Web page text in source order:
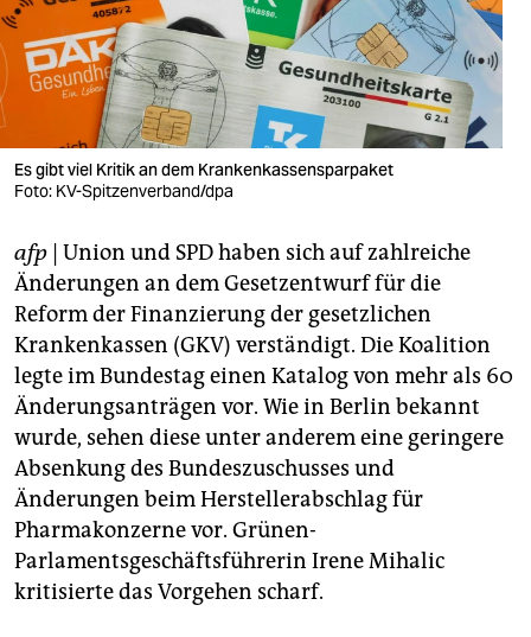
verlag
veranstaltungen
fragen & hilfe
abo
genossenschaft
epaper login
Es gibt viel Kritik an dem Krankenkassensparpaket
Foto: KV-Spitzenverband/dpa
afp | Union und SPD haben sich auf zahlreiche
Änderungen an dem Gesetzentwurf für die
Reform der Finanzierung der gesetzlichen
Krankenkassen (GKV) verständigt. Die Koalition
legte im Bundestag einen Katalog von mehr als 60
Änderungsanträgen vor. Wie in Berlin bekannt
wurde, sehen diese unter anderem eine geringere
Absenkung des Bundeszuschusses und
Änderungen beim Herstellerabschlag für
Pharmakonzerne vor. Grünen-
Parlamentsgeschäftsführerin Irene Mihalic
kritisierte das Vorgehen scharf.